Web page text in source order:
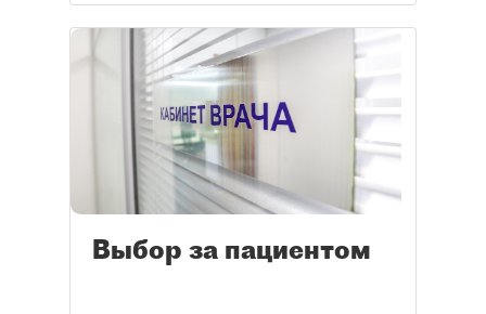
Выбор за пациентом